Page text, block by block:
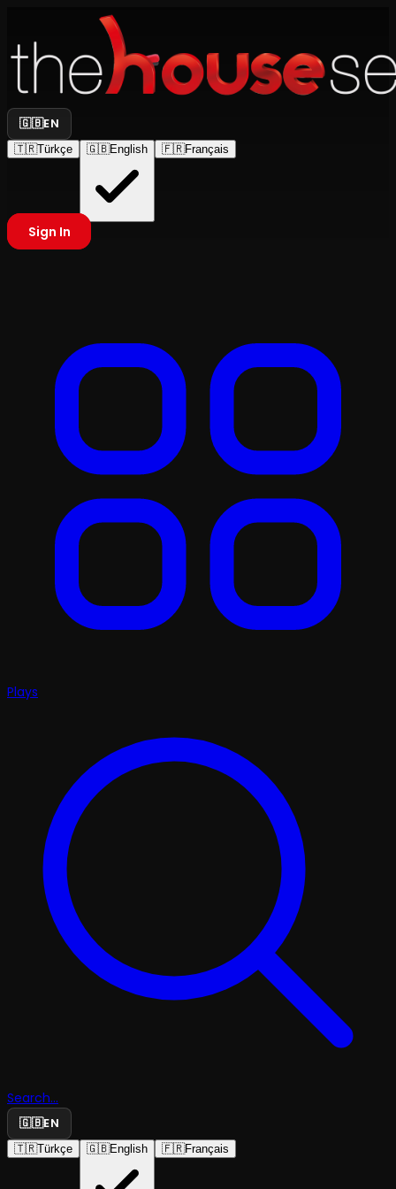
🇬🇧EN
🇹🇷Türkçe 🇬🇧English 🇫🇷Français
Sign In
Plays
Search...
🇬🇧EN
🇹🇷Türkçe 🇬🇧English 🇫🇷Français